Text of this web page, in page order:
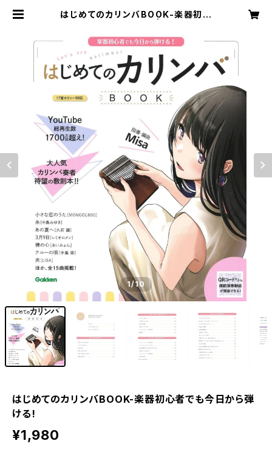
はじめてのカリンバBOOK-楽器初心
1/10
はじめてのカリンバBOOK-楽器初心者でも今日から弾
ける!
¥1,980